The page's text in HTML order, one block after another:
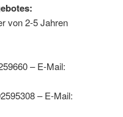
von 2-5 Jahren
– E-Mail:
– E-Mail: